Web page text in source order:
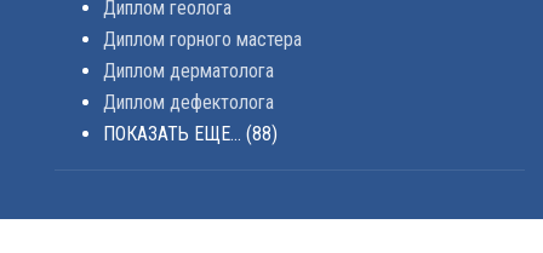
Диплом геолога
Диплом горного мастера
Диплом дерматолога
Диплом дефектолога
ПОКАЗАТЬ ЕЩЕ... (88)